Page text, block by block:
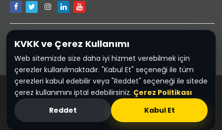
KVKK ve Çerez Kullanımı
Web sitemizde size daha iyi hizmet verebilmek için
çerezler kullanılmaktadır. "Kabul Et" seçeneği ile tüm
çerezleri kabul edebilir veya "Reddet" seçeneği ile sitede
çerez kullanımını iptal edebilirsiniz. Çerez Politikası
Reddet
Kabul Et
İLETİŞİM
bilgi@yaglidere.com
Yaglidere.COM
KVKK ve Çerez Politikası
Sponsor : Giresun Firma Rehberi